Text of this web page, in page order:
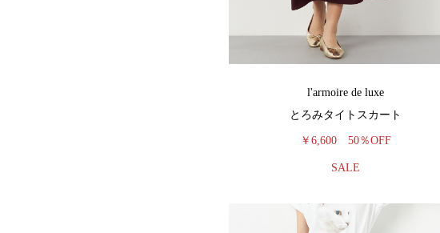
l'armoire de luxe
とろみタイトスカート
￥6,600 50％OFF
SALE